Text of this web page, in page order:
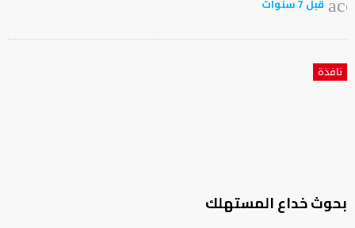
قبل 7 سنوات
نافذة
بحوث خداع المستهلك